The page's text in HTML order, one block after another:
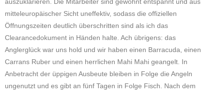
mitteleuropäischer Sicht uneffektiv, sodass die offiziellen
Öffnungszeiten deutlich überschritten sind als ich das
Clearancedokument in Händen halte. Ach übrigens: das
Anglerglück war uns hold und wir haben einen Barracuda, einen
Carrans Ruber und einen herrlichen Mahi Mahi geangelt. In
Anbetracht der üppigen Ausbeute bleiben in Folge die Angeln
ungenutzt und es gibt an fünf Tagen in Folge Fisch. Nach dem